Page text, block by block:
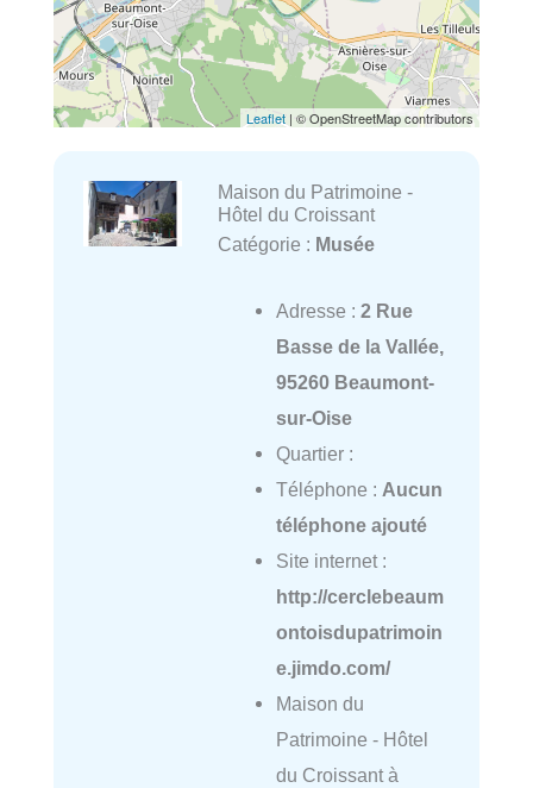
Leaflet | © OpenStreetMap contributors
Maison du Patrimoine -
Hôtel du Croissant
Catégorie : Musée
Adresse : 2 Rue
Basse de la Vallée,
95260 Beaumont-
sur-Oise
Quartier :
Téléphone : Aucun
téléphone ajouté
Site internet :
http://cerclebeaum
ontoisdupatrimoin
e.jimdo.com/
Maison du
Patrimoine - Hôtel
du Croissant à